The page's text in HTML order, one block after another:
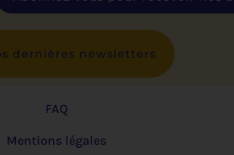
dernières newsletters
FAQ
Mentions légales